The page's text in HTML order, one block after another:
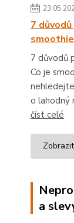
7
7 důvodů
Co je
o lahodný
číst celé
a